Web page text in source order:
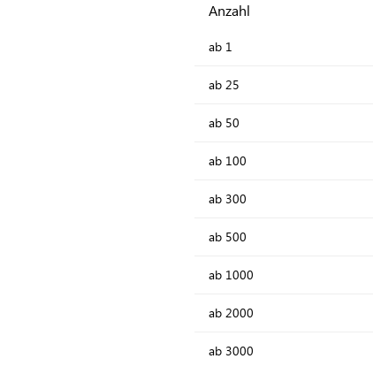
Anzahl
ab 1
ab 25
ab 50
ab 100
ab 300
ab 500
ab 1000
ab 2000
ab 3000